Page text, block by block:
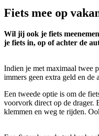
Fiets mee op
Wil jij ook je fiets
je fiets in, op of achter de
Indien je met maximaal twee
immers geen extra geld en
Een tweede optie is om de
voorvork direct op de drager.
klemmen en weg te rijden.